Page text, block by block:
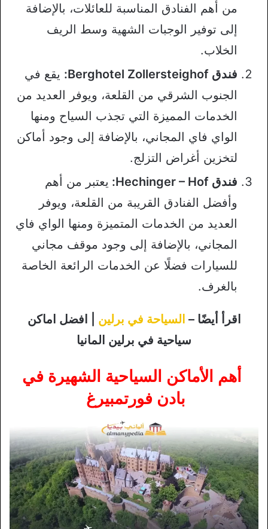
من أهم الفنادق المناسبة للعائلات، بالإضافة
إلى توفير الوجبات الشهية وسط الريف
الخلاب.
فندق Berghotel Zollersteighof
: يقع في
الجنوب الشرقي من القلعة، ويوفر العديد من
الخدمات المميزة التي تجذب السياح ومنها
الواي فاي المجاني، بالإضافة إلى وجود أماكن
لتخزين أغراض التزلج.
فندق Hechinger – Hof:
يعتبر من أهم
وأفضل الفنادق القريبة من القلعة، ويوفر
العديد من الخدمات المتميزة ومنها الواي فاي
المجاني، بالإضافة إلى وجود موقف مجاني
للسيارات فضلًا عن الخدمات الرائعة الخاصة
بالغرف.
اقرأ أيضًا – السياحة في برلين | افضل اماكن
سياحية في برلين المانيا
أهم الأماكن السياحية الشهيرة في
بادن فورتمبيرغ